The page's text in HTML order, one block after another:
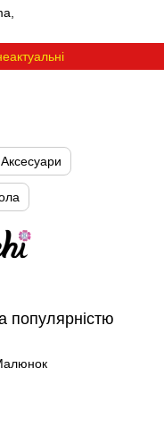
Аксесуари
популярністю